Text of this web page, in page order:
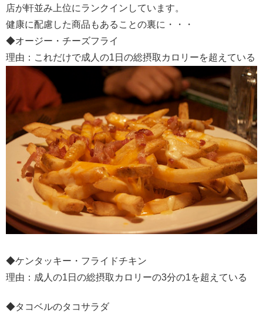
店が軒並み上位にランクインしています。
健康に配慮した商品もあることの裏に・・・
◆オージー・チーズフライ
理由：これだけで成人の1日の総摂取カロリーを超えている
◆ケンタッキー・フライドチキン
理由：成人の1日の総摂取カロリーの3分の1を超えている
◆タコベルのタコサラダ